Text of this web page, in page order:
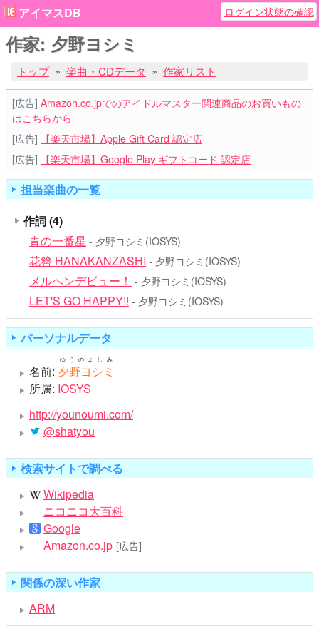
アイマスDB ログイン状態の確認
作家: 夕野ヨシミ
トップ 楽曲・CDデータ 作家リスト
[広告] Amazon.co.jpでのアイドルマスター関連商品のお買いもの
はこちらから
[広告]
【楽天市場】Apple Gift Card 認定店
[広告]
【楽天市場】Google Play ギフトコード 認定店
担当楽曲の一覧
作詞(4)
青の一番星 - 夕野ヨシミ(IOSYS)
花簪 HANAKANZASHI - 夕野ヨシミ(IOSYS)
メルヘンデビュー！ - 夕野ヨシミ(IOSYS)
LET'S GO HAPPY!! - 夕野ヨシミ(IOSYS)
パーソナルデータ
名前: 夕野ヨシミ
ゆうのよしみ
所属: IOSYS
http://younoumi.com/
@shatyou
検索サイトで調べる
Wikipedia
ニコニコ大百科
Google
Amazon.co.jp [広告]
関係の深い作家
ARM